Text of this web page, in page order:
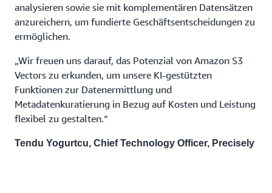
analysieren sowie sie mit komplementären Datensätzen
anzureichern, um fundierte Geschäftsentscheidungen zu
ermöglichen.
„Wir freuen uns darauf, das Potenzial von Amazon S3
Vectors zu erkunden, um unsere KI-gestützten
Funktionen zur Datenermittlung und
Metadatenkuratierung in Bezug auf Kosten und Leistung
flexibel zu gestalten.“
Tendu Yogurtcu, Chief Technology Officer, Precisely